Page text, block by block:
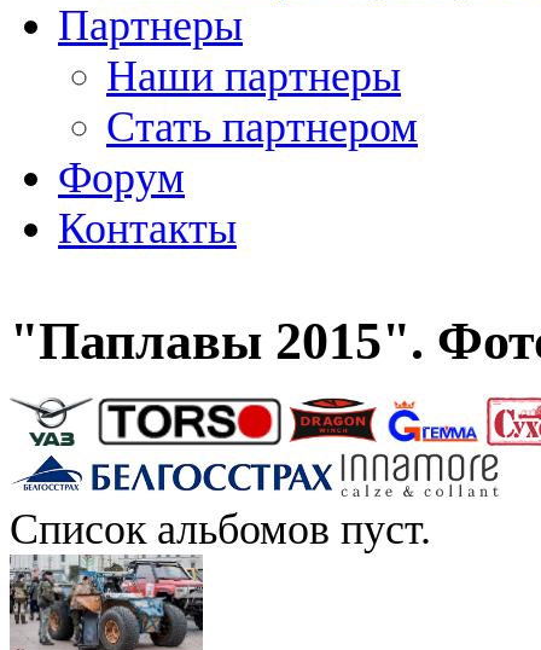
Партнеры
Наши партнеры
Стать партнером
Форум
Контакты
"Паплавы 2015".
Список альбомов пуст.